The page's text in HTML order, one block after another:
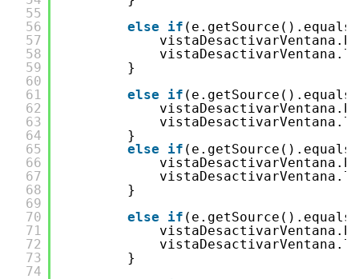
55
56
57
58
59
60
61
62
63
64
65
66
67
68
69
70
71
72
73
74
else
if
}
else
if
}
else
if
}
else
if
}